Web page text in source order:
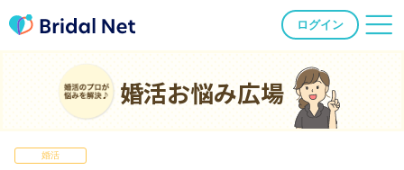
ログイン
婚活お悩み広場
婚活